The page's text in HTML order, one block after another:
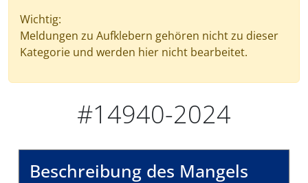
Wichtig:
Meldungen zu Aufklebern gehören nicht zu dieser
Kategorie und werden hier nicht bearbeitet.
#14940-2024
Beschreibung des Mangels